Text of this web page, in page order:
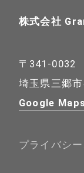
株式会社
〒341-0032
埼玉県三郷
Google
プライバシ